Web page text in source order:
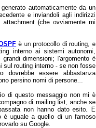
automaticamente da un
e inviandoli agli indirizzi
(che ovviamente mi
è un protocollo di routing, e
interno ai sistemi autonomi,
dimensioni; l'argomento è
sul routing interno - se non fosse
essere abbastanza
persino nomi di persone...
di questo messaggio non mi è
di mailing list, anche se
non hanno dato esito. E
è uguale a quello di un famoso
su Google.